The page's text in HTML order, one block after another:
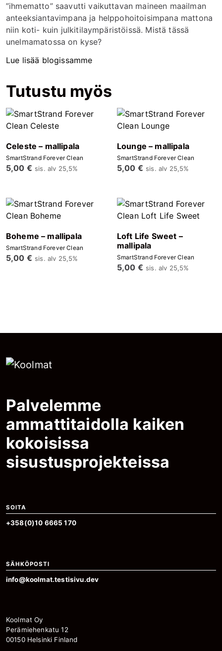
”ihmematto” saavutti vaikuttavan maineen maailman
anteeksiantavimpana ja helppohoitoisimpana mattona
niin koti- kuin julkitilaympäristöissä. Mistä tässä
unelmamatossa on kyse?
Lue lisää blogissamme
Tutustu myös
Celeste – mallipala
SmartStrand Forever Clean
5,00 € sis. alv 25,5%
Lounge – mallipala
SmartStrand Forever Clean
5,00 € sis. alv 25,5%
Boheme – mallipala
SmartStrand Forever Clean
5,00 € sis. alv 25,5%
Loft Life Sweet –
mallipala
SmartStrand Forever Clean
5,00 € sis. alv 25,5%
Palvelemme
ammattitaidolla kaiken
kokoisissa
sisustusprojekteissa
SOITA
+358(0)10 6665 170
SÄHKÖPOSTI
info@koolmat.testisivu.dev
Koolmat Oy
Perämiehenkatu 12
00150 Helsinki Finland